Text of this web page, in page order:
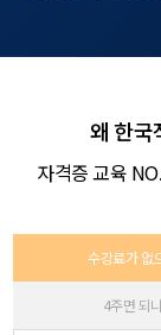
왜 한국
자격증 교육
수강료가 없
4주면 되